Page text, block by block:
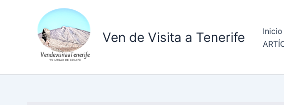
Ven de Visita a Tenerife Inicio